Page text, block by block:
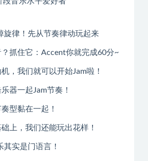
旋律！先从节奏律动玩起来
抓住它：Accent你就完成60分~
，我们就可以开始Jam啦！
器一起Jam节奏！
型黏在一起！
上，我们还能玩出花样！
实是门语言！